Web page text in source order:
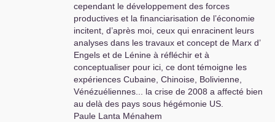
cependant le développement des forces
productives et la financiarisation de l’économie
incitent, d’après moi, ceux qui enracinent leurs
analyses dans les travaux et concept de Marx d’
Engels et de Lénine à réfléchir et à
conceptualiser pour ici, ce dont témoigne les
expériences Cubaine, Chinoise, Bolivienne,
Vénézuéliennes... la crise de 2008 a affecté bien
au delà des pays sous hégémonie US
Paule Lanta Ménahem